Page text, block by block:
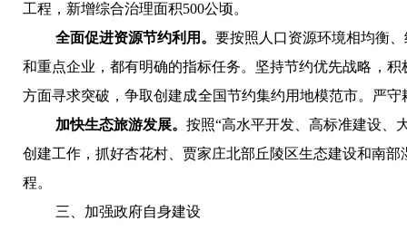
工程，新增综合治理面积500公顷。
全面促进资源节约利用。 要按照人口资源环境相均衡
和重点企业，都有明确的指标任务。 坚持节约优先战略，
方面寻求突破，争取创建成全国节约集约用地模范市。严守
加快生态旅游发展。 按照“高水平开发、高标准建设、
创建工作，抓好杏花村、贾家庄北部丘陵区生态建设和南
程。
三、加强政府自身建设